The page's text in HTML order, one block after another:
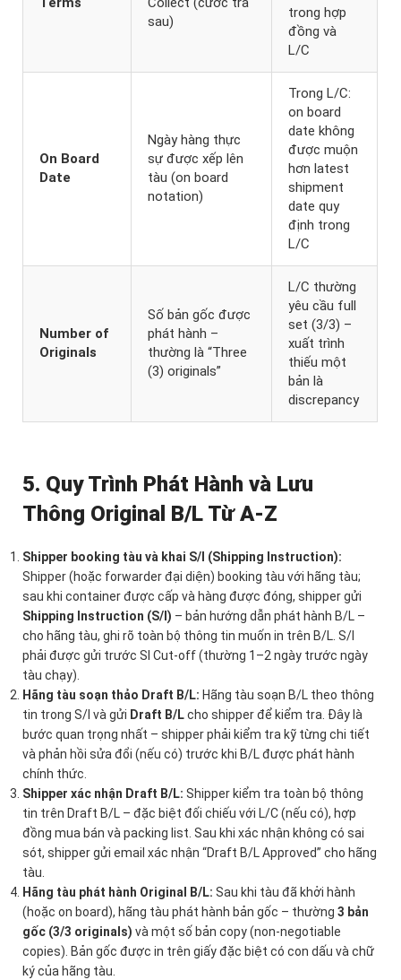
sau)
trong hợp
đồng và
L/C
On Board
Date
Ngày hàng thực
sự được xếp lên
tàu (on board
notation)
Trong L/C:
on board
date không
được muộn
hơn latest
shipment
date quy
định trong
L/C
Number of
Originals
Số bản gốc được
phát hành –
thường là “Three
(3) originals”
L/C thường
yêu cầu full
set (3/3) –
xuất trình
thiếu một
bản là
discrepancy
5. Quy Trình Phát Hành và Lưu
Thông Original B/L Từ A-Z
Shipper booking tàu và khai S/I (Shipping Instruction):
Shipper (hoặc forwarder đại diện) booking tàu với hãng tàu;
sau khi container được cấp và hàng được đóng, shipper gửi
Shipping Instruction (S/I) – bản hướng dẫn phát hành B/L –
cho hãng tàu, ghi rõ toàn bộ thông tin muốn in trên B/L. S/I
phải được gửi trước SI Cut-off (thường 1–2 ngày trước ngày
tàu chạy).
Hãng tàu soạn thảo Draft B/L: Hãng tàu soạn B/L theo thông
tin trong S/I và gửi Draft B/Lcho shipper để kiểm tra. Đây là
bước quan trọng nhất – shipper phải kiểm tra kỹ từng chi tiết
và phản hồi sửa đổi (nếu có) trước khi B/L được phát hành
chính thức.
Shipper xác nhận Draft B/L: Shipper kiểm tra toàn bộ thông
tin trên Draft B/L – đặc biệt đối chiếu với L/C (nếu có), hợp
đồng mua bán và packing list. Sau khi xác nhận không có sai
sót, shipper gửi email xác nhận “Draft B/L Approved” cho hãng
tàu.
Hãng tàu phát hành Original B/L: Sau khi tàu đã khởi hành
(hoặc on board), hãng tàu phát hành bản gốc – thường 3 bản
gốc (3/3 originals) và một số bản copy (non-negotiable
copies). Bản gốc được in trên giấy đặc biệt có con dấu và chữ
ký của hãng tàu.